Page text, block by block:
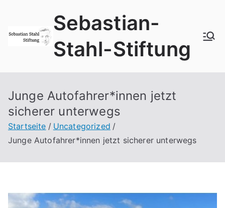
springen
Sebastian-
Stahl-Stiftung
Junge Autofahrer*innen jetzt
sicherer unterwegs
Startseite
Uncategorized
Junge Autofahrer*innen jetzt sicherer unterwegs